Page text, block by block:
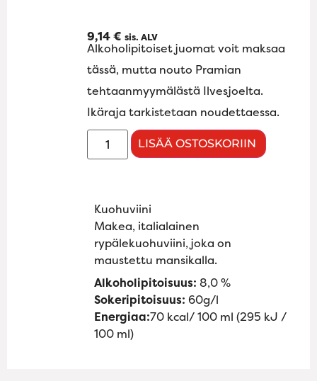
9,14€ sis. ALV
Alkoholipitoiset juomat voit maksaa
tässä, mutta nouto Pramian
tehtaanmyymälästä Ilvesjoelta.
Ikäraja tarkistetaan noudettaessa.
LISÄÄ OSTOSKORIIN
Kuohuviini
Makea, italialainen
rypälekuohuviini, joka on
maustettu mansikalla.
Alkoholipitoisuus: 8,0 %
Sokeripitoisuus: 60g/l
Energiaa:70 kcal/ 100 ml (295 kJ /
100 ml)